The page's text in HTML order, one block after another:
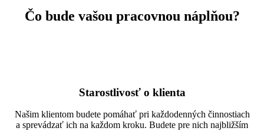
Čo bude vašou pracovnou náplňou?
Starostlivosť o klienta
Našim klientom budete pomáhať pri každodenných činnostiach
a sprevádzať ich na každom kroku. Budete pre nich najbližším